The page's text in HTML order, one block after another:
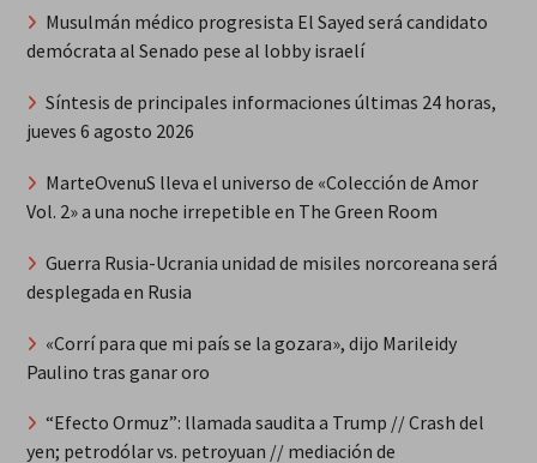
Musulmán médico progresista El Sayed será candidato
demócrata al Senado pese al lobby israelí
Síntesis de principales informaciones últimas 24 horas,
jueves 6 agosto 2026
MarteOvenuS lleva el universo de «Colección de Amor
Vol. 2» a una noche irrepetible en The Green Room
Guerra Rusia-Ucrania unidad de misiles norcoreana será
desplegada en Rusia
«Corrí para que mi país se la gozara», dijo Marileidy
Paulino tras ganar oro
“Efecto Ormuz”: llamada saudita a Trump // Crash del
yen; petrodólar vs. petroyuan // mediación de